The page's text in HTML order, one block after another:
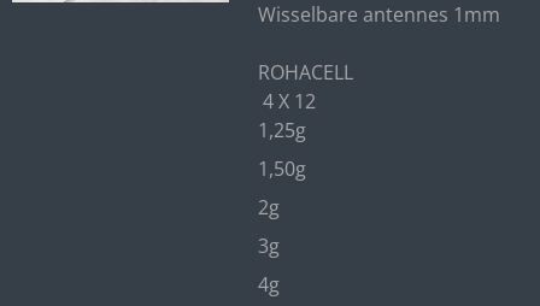
Wisselbare antennes 1mm
ROHACELL
4 X 12
1,25g
1,50g
2g
3g
4g